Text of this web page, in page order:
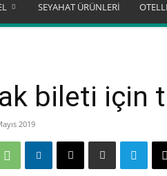
SEYAHAT ÜRÜNLERİ
bileti için
2019